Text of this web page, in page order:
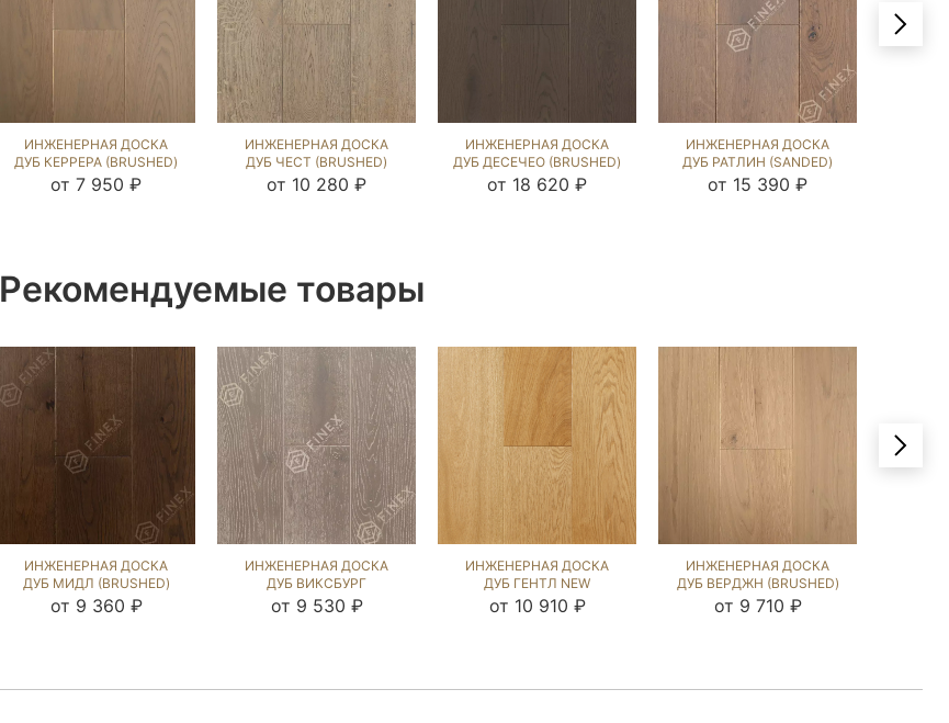
ИНЖЕНЕРНАЯ ДОСКА
ДУБ КЕРРЕРА (BRUSHED)
143635
от 7 950 ₽
ИНЖЕНЕРНАЯ ДОСКА
ДУБ ЧЕСТ (BRUSHED)
196580
от 10 280 ₽
ИНЖЕНЕРНАЯ ДОСКА
ДУБ ДЕСЕЧЕО (BRUSHED)
892649
от 18 620 ₽
ИНЖЕНЕРНАЯ ДОСКА
ДУБ РАТЛИН (SANDED)
892791
от 15 390 ₽
Рекомендуемые товары
ИНЖЕНЕРНАЯ ДОСКА
ДУБ МИДЛ (BRUSHED)
413070
от 9 360 ₽
ИНЖЕНЕРНАЯ ДОСКА
ДУБ ВИКСБУРГ
(BRUSHED) 109670
от 9 530 ₽
ИНЖЕНЕРНАЯ ДОСКА
ДУБ ГЕНТЛ NEW
(BRUSHED) 1042387
от 10 910 ₽
ИНЖЕНЕРНАЯ ДОСКА
ДУБ ВЕРДЖН (BRUSHED)
413057
от 9 710 ₽